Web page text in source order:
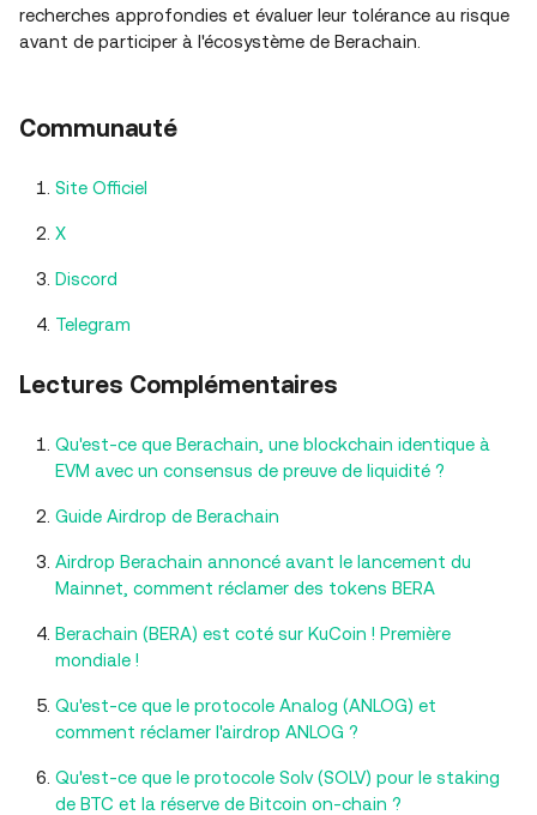
recherches approfondies et évaluer leur tolérance au risque
avant de participer à l'écosystème de Berachain.
Communauté
Site Officiel
X
Discord
Telegram
Lectures Complémentaires
Qu'est-ce que Berachain, une blockchain identique à
EVM avec un consensus de preuve de liquidité ?
Guide Airdrop de Berachain
Airdrop Berachain annoncé avant le lancement du
Mainnet, comment réclamer des tokens BERA
Berachain (BERA) est coté sur KuCoin ! Première
mondiale !
Qu'est-ce que le protocole Analog (ANLOG) et
comment réclamer l'airdrop ANLOG ?
Qu'est-ce que le protocole Solv (SOLV) pour le staking
de BTC et la réserve de Bitcoin on-chain ?